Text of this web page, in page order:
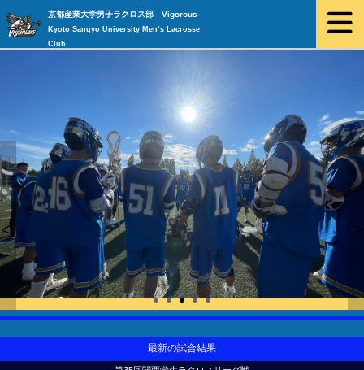
京都産業大学男子ラクロス部 Vigorous
Kyoto Sangyo University Men’s Lacrosse
Club
< >
最新の試合結果